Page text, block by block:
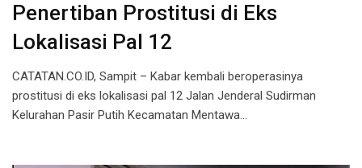
Penertiban Prostitusi di Eks
Lokalisasi Pal 12
CATATAN.CO.ID, Sampit – Kabar kembali beroperasinya
prostitusi di eks lokalisasi pal 12 Jalan Jenderal Sudirman
Kelurahan Pasir Putih Kecamatan Mentawa…